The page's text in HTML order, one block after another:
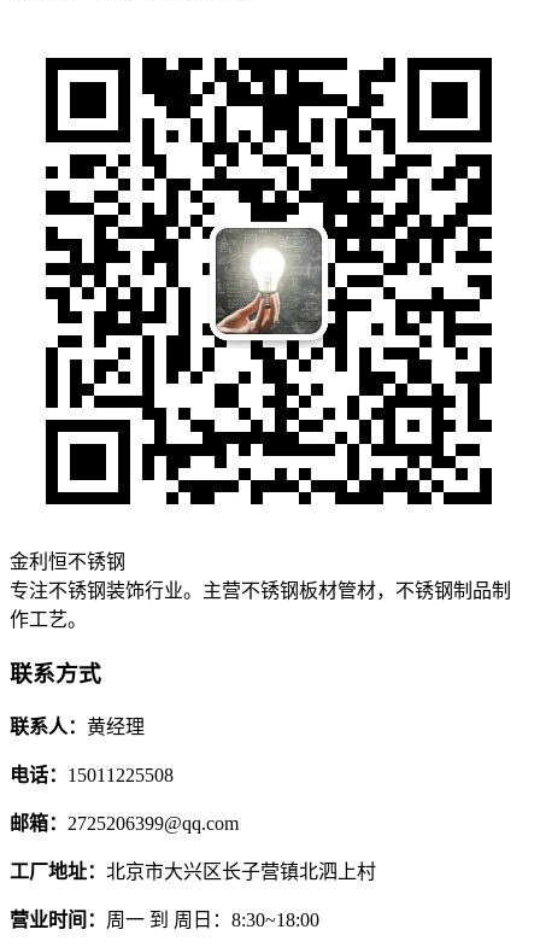
金利恒不锈钢
专注不锈钢装饰行业。主营不锈钢板材管材，不锈钢制品制
作工艺。
联系方式
联系人： 黄经理
电话： 15011225508
邮箱： 2725206399@qq.com
工厂地址： 北京市大兴区长子营镇北泗上村
营业时间： 周一 到 周日：8:30~18:00